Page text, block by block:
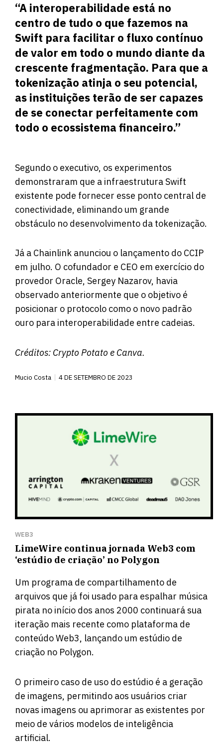
“A interoperabilidade está no
centro de tudo o que fazemos na
Swift para facilitar o fluxo contínuo
de valor em todo o mundo diante da
crescente fragmentação. Para que a
tokenização atinja o seu potencial,
as instituições terão de ser capazes
de se conectar perfeitamente com
todo o ecossistema financeiro.”
Segundo o executivo, os experimentos
demonstraram que a infraestrutura Swift
existente pode fornecer esse ponto central de
conectividade, eliminando um grande
obstáculo no desenvolvimento da tokenização.
Já a Chainlink anunciou o lançamento do CCIP
em julho. O cofundador e CEO em exercício do
provedor Oracle, Sergey Nazarov, havia
observado anteriormente que o objetivo é
posicionar o protocolo como o novo padrão
ouro para interoperabilidade entre cadeias.
Créditos: Crypto Potato e Canva.
Mucio Costa 4 DE SETEMBRO DE 2023
WEB3
LimeWire continua jornada Web3 com
‘estúdio de criação’ no Polygon
Um programa de compartilhamento de
arquivos que já foi usado para espalhar música
pirata no início dos anos 2000 continuará sua
iteração mais recente como plataforma de
conteúdo Web3, lançando um estúdio de
criação no Polygon.
O primeiro caso de uso do estúdio é a geração
de imagens, permitindo aos usuários criar
novas imagens ou aprimorar as existentes por
meio de vários modelos de inteligência
artificial.